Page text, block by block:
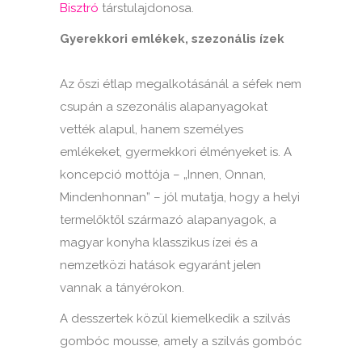
Bisztró társtulajdonosa.
Gyerekkori emlékek, szezonális ízek
Az őszi étlap megalkotásánál a séfek nem
csupán a szezonális alapanyagokat
vették alapul, hanem személyes
emlékeket, gyermekkori élményeket is. A
koncepció mottója – „Innen, Onnan,
Mindenhonnan” – jól mutatja, hogy a helyi
termelőktől származó alapanyagok, a
magyar konyha klasszikus ízei és a
nemzetközi hatások egyaránt jelen
vannak a tányérokon.
A desszertek közül kiemelkedik a szilvás
gombóc mousse, amely a szilvás gombóc